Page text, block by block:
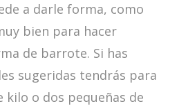
a darle forma, como
bien para hacer
de barrote. Si has
sugeridas tendrás para
kilo o dos pequeñas de